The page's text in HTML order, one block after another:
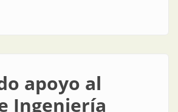
El Foro en Salta será más grande de lo
apoyo al
Ingeniería